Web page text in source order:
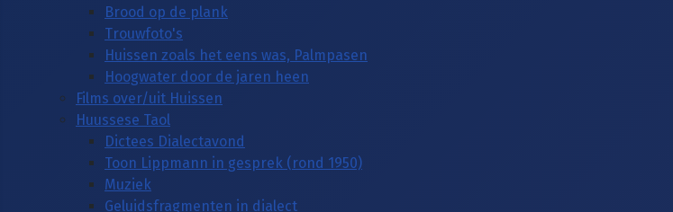
Brood op de plank
Trouwfoto's
Huissen zoals het eens was, Palmpasen
Hoogwater door de jaren heen
Films over/uit Huissen
Huussese Taol
Dictees Dialectavond
Toon Lippmann in gesprek (rond 1950)
Muziek
Geluidsfragmenten in dialect